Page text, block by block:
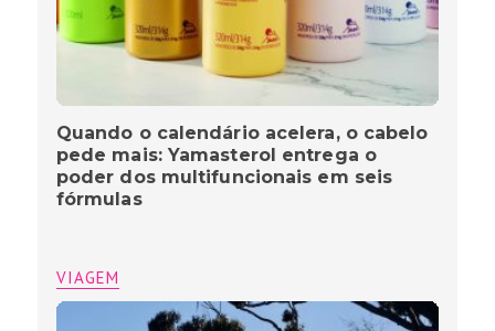
Quando o calendário acelera, o cabelo
pede mais: Yamasterol entrega o
poder dos multifuncionais em seis
fórmulas
VIAGEM